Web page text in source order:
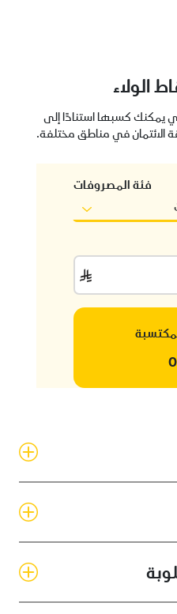
الولاء
يمكنك كسبها استنادًا إلى
الائتمان في مناطق مختلفة.
فئة المصروفات